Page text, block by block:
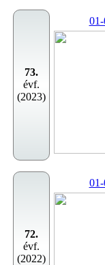
73.
évf.
(2023)
01-
72.
évf.
(2022)
01-